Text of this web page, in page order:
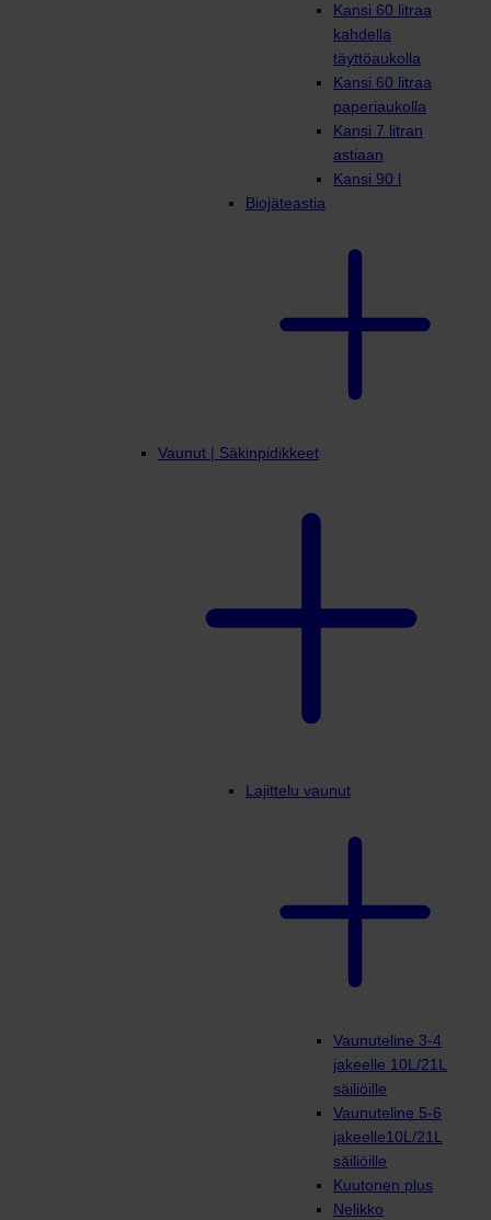
Kansi 60 litraa
kahdella
täyttöaukolla
Kansi 60 litraa
paperiaukolla
Kansi 7 litran
astiaan
Kansi 90 l
Biojäteastia
Vaunut | Säkinpidikkeet
Lajittelu vaunut
Vaunuteline 3-4
jakeelle 10L/21L
säiliöille
Vaunuteline 5-6
jakeelle10L/21L
säiliöille
Kuutonen plus
Nelikko